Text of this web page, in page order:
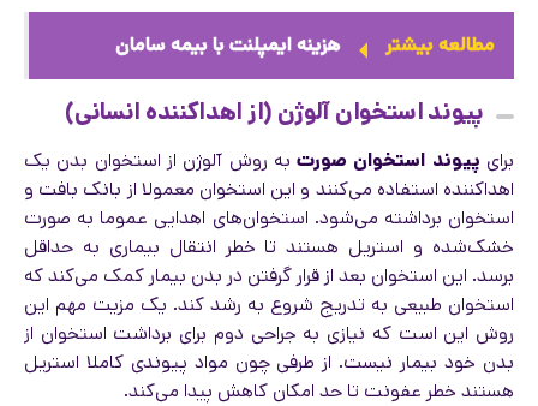
مطالعه بیشتر هزینه ایمپلنت با بیمه سامان
پیوند استخوان آلوژن (از اهداکننده انسانی)
برای پیوند استخوان صورتبه روش آلوژن از استخوان بدن یک
اهدا‌کننده استفاده می‌کنند و این استخوان معمولا از بانک بافت و
استخوان برداشته می‌شود. استخوان‌های اهدایی عموما به صورت
خشک‌شده و استریل هستند تا خطر انتقال بیماری به حداقل
برسد. این استخوان بعد از قرار گرفتن در بدن بیمار کمک می‌کند که
استخوان طبیعی به تدریج شروع به رشد کند. یک مزیت مهم این
روش این است که نیازی به جراحی دوم برای برداشت استخوان از
بدن خود بیمار نیست. از طرفی چون مواد پیوندی کاملا استریل
هستند خطر عفونت تا حد امکان کاهش پیدا می‌کند.